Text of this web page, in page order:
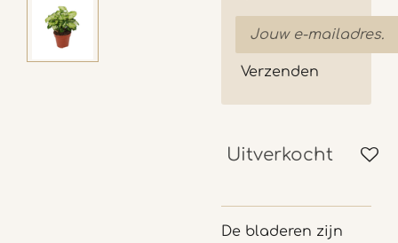
Verzenden
Uitverkocht
De bladeren zijn